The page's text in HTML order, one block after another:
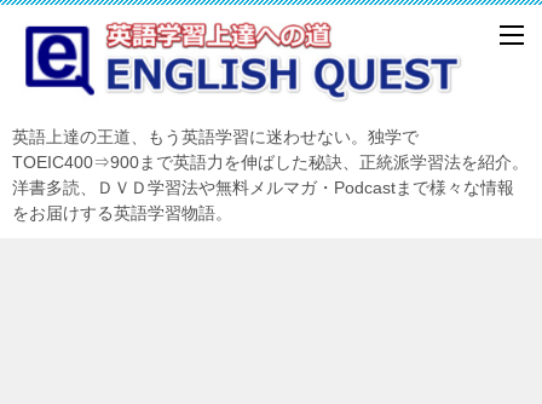
英語上達の王道、もう英語学習に迷わせない。独学で
TOEIC400⇒900まで英語力を伸ばした秘訣、正統派学習法を紹介。
洋書多読、ＤＶＤ学習法や無料メルマガ・Podcastまで様々な情報
をお届けする英語学習物語。